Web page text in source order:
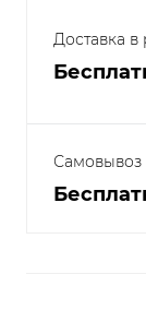
Доставка
Самовывоз